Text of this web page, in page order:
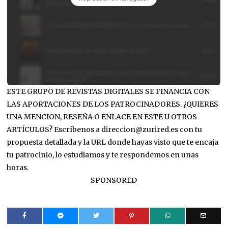
ESTE GRUPO DE REVISTAS DIGITALES SE FINANCIA CON
LAS APORTACIONES DE LOS PATROCINADORES. ¿QUIERES
UNA MENCION, RESEÑA O ENLACE EN ESTE U OTROS
ARTÍCULOS? Escríbenos a direccion@zurired.es con tu
propuesta detallada y la URL donde hayas visto que te encaja
tu patrocinio, lo estudiamos y te respondemos en unas
horas.
SPONSORED